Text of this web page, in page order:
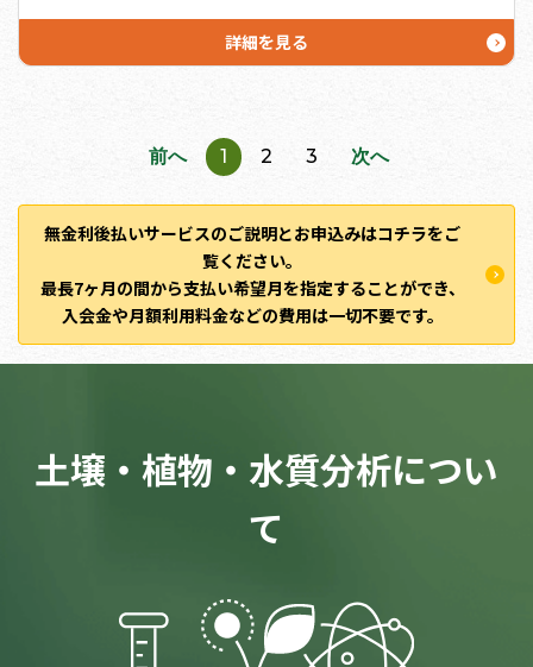
詳細を見る
前へ 1 2 3 次へ
無金利後払いサービスのご説明とお申込みはコチラをご
覧ください。
最長7ヶ月の間から支払い希望月を指定することができ、
入会金や月額利用料金などの費用は一切不要です。
土壌・植物・水質分析につい
て